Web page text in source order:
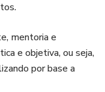
mentoria e
e objetiva, ou seja,
por base a